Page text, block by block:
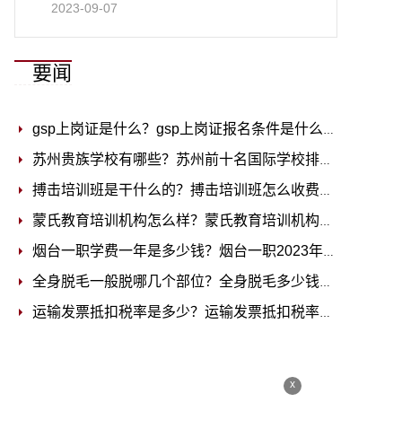
2023-09-07
要闻
gsp上岗证是什么？gsp上岗证报名条件是什么？
苏州贵族学校有哪些？苏州前十名国际学校排名
搏击培训班是干什么的？搏击培训班怎么收费？
蒙氏教育培训机构怎么样？蒙氏教育培训机构收费标准
烟台一职学费一年是多少钱？烟台一职2023年招生简章
全身脱毛一般脱哪几个部位？全身脱毛多少钱？
运输发票抵扣税率是多少？运输发票抵扣税率怎么算？
x